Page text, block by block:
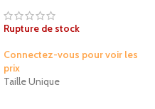
Rupture de stock
Connectez-vous pour voir les
prix
Taille Unique